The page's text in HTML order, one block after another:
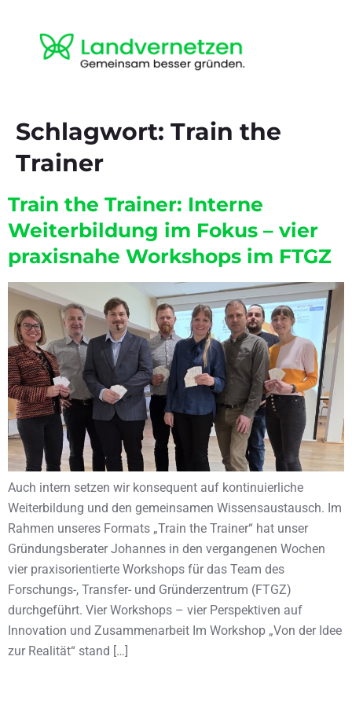
Schlagwort: Train the
Trainer
Train the Trainer: Interne
Weiterbildung im Fokus – vier
praxisnahe Workshops im FTGZ
Auch intern setzen wir konsequent auf kontinuierliche
Weiterbildung und den gemeinsamen Wissensaustausch. Im
Rahmen unseres Formats „Train the Trainer“ hat unser
Gründungsberater Johannes in den vergangenen Wochen
vier praxisorientierte Workshops für das Team des
Forschungs-, Transfer- und Gründerzentrum (FTGZ)
durchgeführt. Vier Workshops – vier Perspektiven auf
Innovation und Zusammenarbeit Im Workshop „Von der Idee
zur Realität“ stand […]